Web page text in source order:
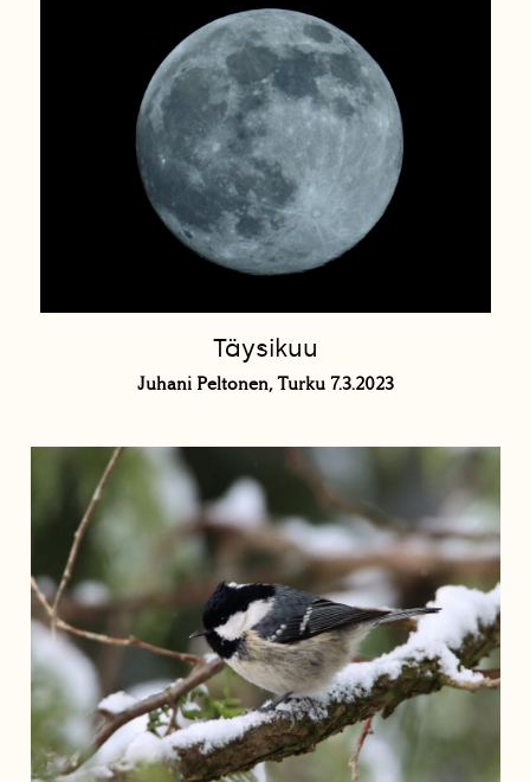
Täysikuu
Juhani Peltonen, Turku 7.3.2023